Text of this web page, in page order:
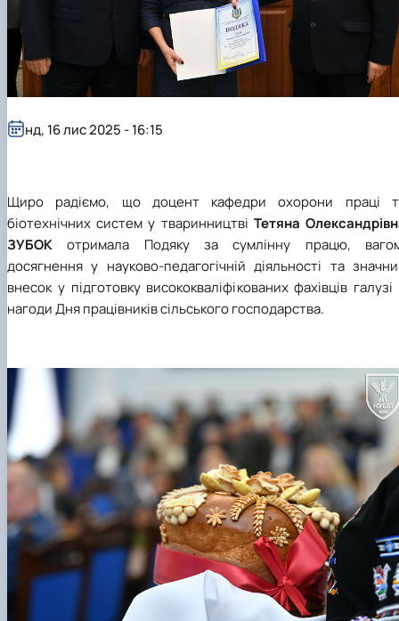
Науковий гурток «Охорона праці в харчових
технологіях»
Щиро радіємо, що доцент кафедри охорони праці
біотехнічних систем у тваринництві Тетяна
ЗУБОК отримала Подяку за сумлінну працю,
досягнення у науково-педагогічній діяльності та
внесок у підготовку висококваліфікованих фахівців галузі
нагоди Дня працівників сільського господарства.
нд, 16 лис 2025 - 16:15